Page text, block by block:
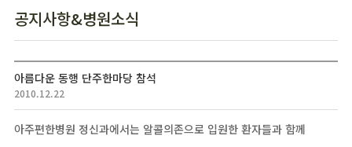
공지사항&병원소식
아름다운 동행 단주한마당 참석
2010.12.22
아주편한병원 정신과에서는 알콜의존으로 입원한 환자들과 함께